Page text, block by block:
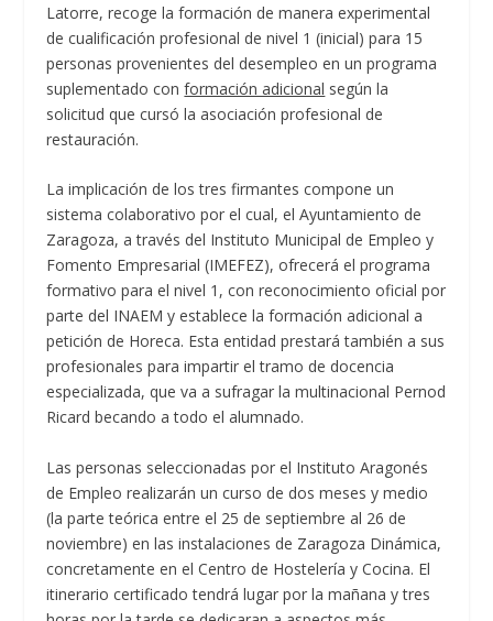
Latorre, recoge la formación de manera experimental
de cualificación profesional de nivel 1 (inicial) para 15
personas provenientes del desempleo en un programa
suplementado conformación adicional según la
solicitud que cursó la asociación profesional de
restauración.
La implicación de los tres firmantes compone un
sistema colaborativo por el cual, el Ayuntamiento de
Zaragoza, a través del Instituto Municipal de Empleo y
Fomento Empresarial (IMEFEZ), ofrecerá el programa
formativo para el nivel 1, con reconocimiento oficial por
parte del INAEM y establece la formación adicional a
petición de Horeca. Esta entidad prestará también a sus
profesionales para impartir el tramo de docencia
especializada, que va a sufragar la multinacional Pernod
Ricard becando a todo el alumnado.
Las personas seleccionadas por el Instituto Aragonés
de Empleo realizarán un curso de dos meses y medio
(la parte teórica entre el 25 de septiembre al 26 de
noviembre) en las instalaciones de Zaragoza Dinámica,
concretamente en el Centro de Hostelería y Cocina. El
itinerario certificado tendrá lugar por la mañana y tres